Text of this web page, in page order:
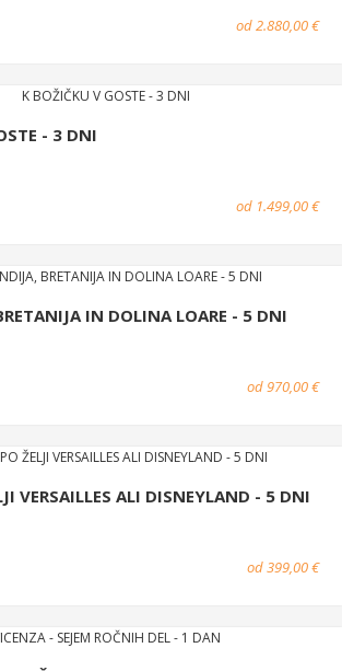
od 2.880,00 €
- 3 DNI
od 1.499,00 €
IN DOLINA LOARE - 5 DNI
od 970,00 €
VERSAILLES ALI DISNEYLAND - 5 DNI
od 399,00 €